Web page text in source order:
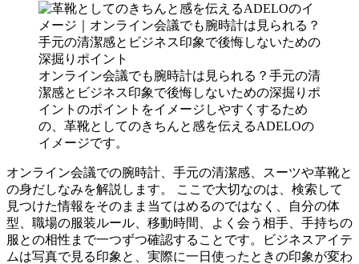
オンライン会議でも腕時計は見られる？手元の清
潔感とビジネス印象で後悔しないための深掘りポ
イントのポイントをイメージしやすくするため
の、革靴としてのきちんと感を伝えるADELOの
イメージです。
オンライン会議での腕時計、手元の清潔感、スーツや革靴と
の身だしなみを解説します。 ここで大切なのは、検索して
見つけた情報をそのまま当てはめるのではなく、自分の体
型、職場の服装ルール、移動時間、よく会う相手、手持ちの
服との相性まで一つずつ確認することです。ビジネスアイテ
ムは写真で見る印象と、実際に一日使ったときの印象が変わ